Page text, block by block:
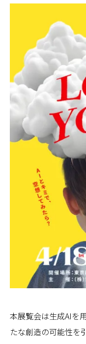
本展覧会は生成AIを
たな創造の可能性を